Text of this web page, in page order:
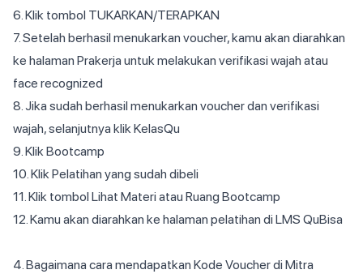
6. Klik tombol TUKARKAN/TERAPKAN
7. Setelah berhasil menukarkan voucher, kamu akan diarahkan
ke halaman Prakerja untuk melakukan verifikasi wajah atau
face recognized
8. Jika sudah berhasil menukarkan voucher dan verifikasi
wajah, selanjutnya klik KelasQu
9. Klik Bootcamp
10. Klik Pelatihan yang sudah dibeli
11. Klik tombol Lihat Materi atau Ruang Bootcamp
12. Kamu akan diarahkan ke halaman pelatihan di LMS QuBisa
4. Bagaimana cara mendapatkan Kode Voucher di Mitra